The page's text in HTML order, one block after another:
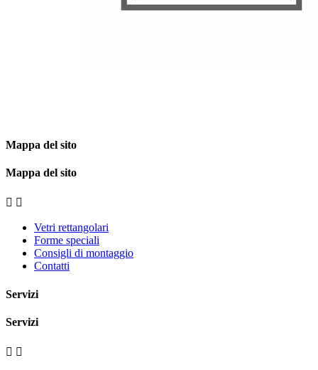
Mappa del sito
Mappa del sito
 
Vetri rettangolari
Forme speciali
Consigli di montaggio
Contatti
Servizi
Servizi
 